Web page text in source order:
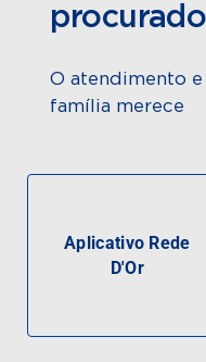
O atendimento
família merece
Aplicativo Rede
D'Or